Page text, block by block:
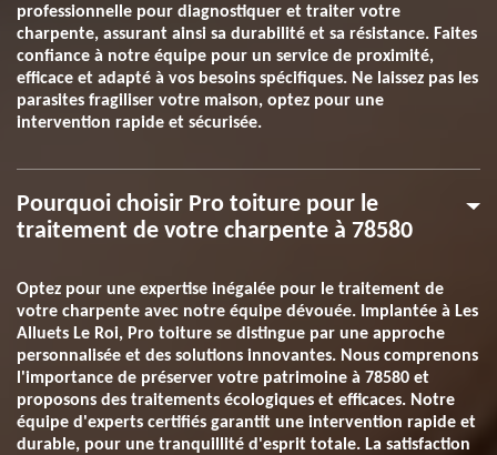
professionnelle pour diagnostiquer et traiter votre
charpente, assurant ainsi sa durabilité et sa résistance. Faites
confiance à notre équipe pour un service de proximité,
efficace et adapté à vos besoins spécifiques. Ne laissez pas les
parasites fragiliser votre maison, optez pour une
intervention rapide et sécurisée.
Pourquoi choisir Pro toiture pour le
traitement de votre charpente à 78580
Optez pour une expertise inégalée pour le traitement de
votre charpente avec notre équipe dévouée. Implantée à Les
Alluets Le Roi, Pro toiture se distingue par une approche
personnalisée et des solutions innovantes. Nous comprenons
l'importance de préserver votre patrimoine à 78580 et
proposons des traitements écologiques et efficaces. Notre
équipe d'experts certifiés garantit une intervention rapide et
durable, pour une tranquillité d'esprit totale. La satisfaction